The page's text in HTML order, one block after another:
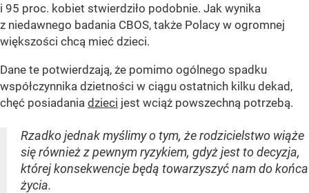
i 95 proc. kobiet stwierdziło podobnie. Jak wynika
z niedawnego badania CBOS, także Polacy w ogromnej
większości chcą mieć dzieci.
Dane te potwierdzają, że pomimo ogólnego spadku
współczynnika dzietności w ciągu ostatnich kilku dekad,
chęć posiadania dzieci jest wciąż powszechną potrzebą.
Rzadko jednak myślimy o tym, że rodzicielstwo wiąże
się również z pewnym ryzykiem, gdyż jest to decyzja,
której konsekwencje będą towarzyszyć nam do końca
życia.